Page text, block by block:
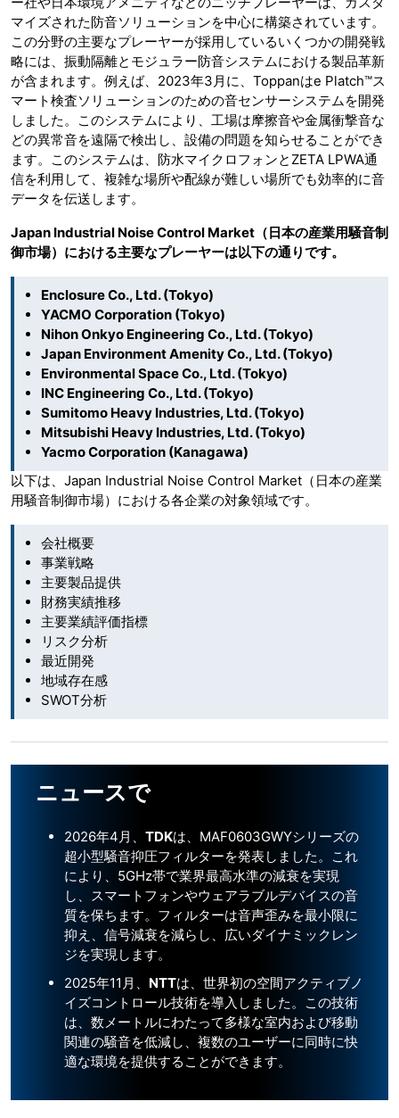
マイズされた防音ソリューションを中心に構築されています。
この分野の主要なプレーヤーが採用しているいくつかの開発戦
略には、振動隔離とモジュラー防音システムにおける製品革新
が含まれます。例えば、2023年3月に、Toppanはe Platch™ス
マート検査ソリューションのための音センサーシステムを開発
しました。このシステムにより、工場は摩擦音や金属衝撃音な
どの異常音を遠隔で検出し、設備の問題を知らせることができ
ます。このシステムは、防水マイクロフォンとZETA LPWA通
信を利用して、複雑な場所や配線が難しい場所でも効率的に音
データを伝送します。
Japan Industrial Noise Control Market（日本の産業用騒音制
御市場）における主要なプレーヤーは以下の通りです。
Enclosure Co., Ltd. (Tokyo)
YACMO Corporation (Tokyo)
Nihon Onkyo Engineering Co., Ltd. (Tokyo)
Japan Environment Amenity Co., Ltd. (Tokyo)
Environmental Space Co., Ltd. (Tokyo)
INC Engineering Co., Ltd. (Tokyo)
Sumitomo Heavy Industries, Ltd. (Tokyo)
Mitsubishi Heavy Industries, Ltd. (Tokyo)
Yacmo Corporation (Kanagawa)
以下は、Japan Industrial Noise Control Market（日本の産業
用騒音制御市場）における各企業の対象領域です。
会社概要
事業戦略
主要製品提供
財務実績推移
主要業績評価指標
リスク分析
最近開発
地域存在感
SWOT分析
ニュースで
2026年4月、 TDKは、MAF0603GWYシリーズの
超小型騒音抑圧フィルターを発表しました。これ
により、5GHz帯で業界最高水準の減衰を実現
し、スマートフォンやウェアラブルデバイスの音
質を保ちます。フィルターは音声歪みを最小限に
抑え、信号減衰を減らし、広いダイナミックレン
ジを実現します。
2025年11月、 NTTは、世界初の空間アクティブノ
イズコントロール技術を導入しました。この技術
は、数メートルにわたって多様な室内および移動
関連の騒音を低減し、複数のユーザーに同時に快
適な環境を提供することができます。